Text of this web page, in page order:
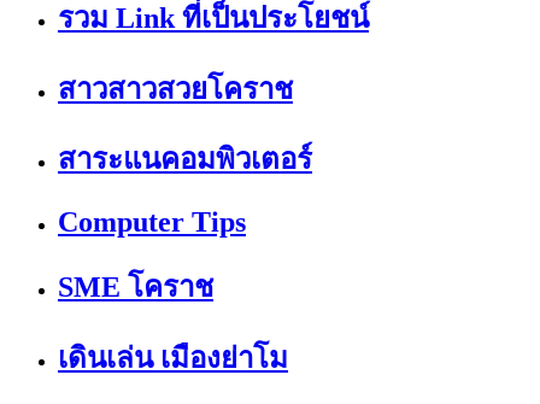
รวม Link ที่เป็นประโยชน์
สาวสาวสวยโคราช
สาระแนคอมพิวเตอร์
Computer Tips
SME โคราช
เดินเล่น เมืองย่าโม